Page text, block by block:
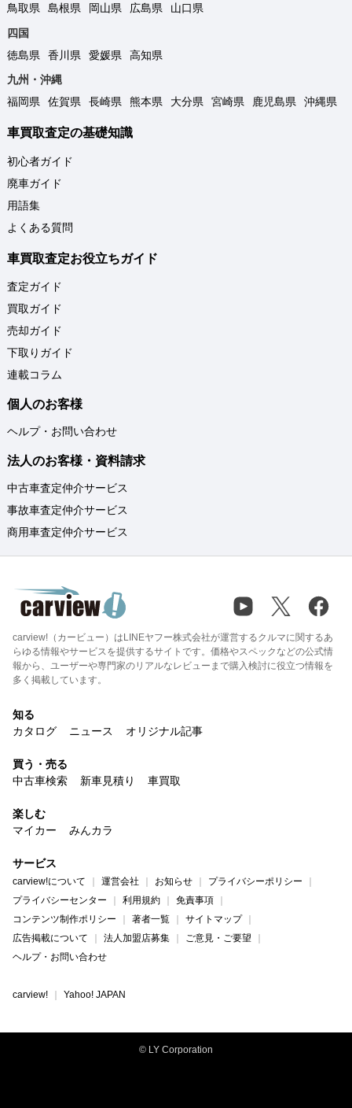
鳥取県
島根県 岡山県 広島県
山口県
四国
徳島県
香川県 愛媛県
高知県
九州・沖縄
福岡県
佐賀県 長崎県 熊本県 大分県 宮崎県 鹿児島県 沖縄県
車買取査定の基礎知識
初心者ガイド
廃車ガイド
用語集
よくある質問
車買取査定お役立ちガイド
査定ガイド
買取ガイド
売却ガイド
下取りガイド
連載コラム
個人のお客様
ヘルプ・お問い合わせ
法人のお客様・資料請求
中古車査定仲介サービス
事故車査定仲介サービス
商用車査定仲介サービス
carview!（カービュー）はLINEヤフー株式会社が運営するクルマに関するあ
らゆる情報やサービスを提供するサイトです。価格やスペックなどの公式情
報から、ユーザーや専門家のリアルなレビューまで購入検討に役立つ情報を
多く掲載しています。
知る
カタログ
ニュース オリジナル記事
買う・売る
中古車検索
新車見積り 車買取
楽しむ
マイカー
みんカラ
サービス
carview!について 運営会社 お知らせ
プライバシーポリシー
プライバシーセンター
利用規約
免責事項
コンテンツ制作ポリシー
著者一覧
サイトマップ
広告掲載について
法人加盟店募集
ご意見・ご要望
ヘルプ・お問い合わせ
carview! Yahoo! JAPAN
© LY Corporation